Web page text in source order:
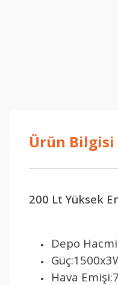
Ürün Bilgisi
200 Lt Yüksek
Depo
Hava